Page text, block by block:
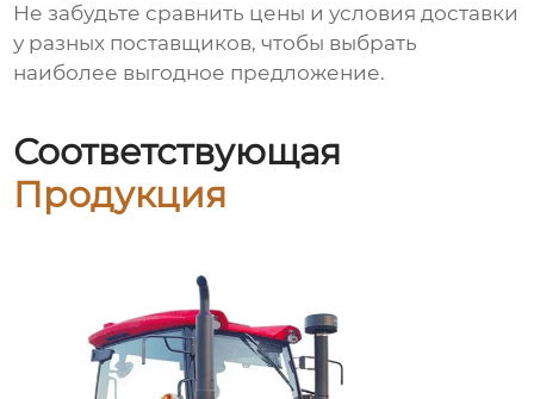
Не забудьте сравнить цены и условия доставки
у разных поставщиков, чтобы выбрать
наиболее выгодное предложение.
Соответствующая
Продукция